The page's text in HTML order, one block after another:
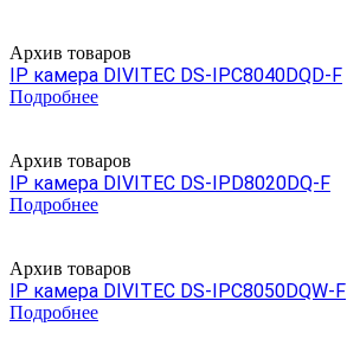
Архив товаров
IP камера DIVITEC DS-IPC8040DQD-F
Подробнее
Архив товаров
IP камера DIVITEC DS-IPD8020DQ-F
Подробнее
Архив товаров
IP камера DIVITEC DS-IPC8050DQW-F
Подробнее